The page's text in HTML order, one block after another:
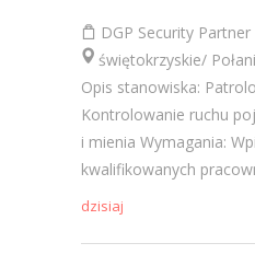
DGP Security Partner
świętokrzyskie/
Opis stanowiska:
Kontrolowanie ruchu
i mienia Wymagania:
kwalifikowanych
dzisiaj